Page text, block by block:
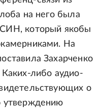
на него была
который якобы
На
Захарченко
Каких-либо аудио-
о
утверждению